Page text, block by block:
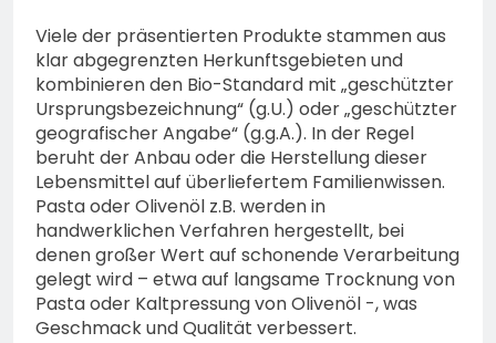
Viele der präsentierten Produkte stammen aus
klar abgegrenzten Herkunftsgebieten und
kombinieren den Bio-Standard mit „geschützter
Ursprungsbezeichnung“ (g.U.) oder „geschützter
geografischer Angabe“ (g.g.A.). In der Regel
beruht der Anbau oder die Herstellung dieser
Lebensmittel auf überliefertem Familienwissen.
Pasta oder Olivenöl z.B. werden in
handwerklichen Verfahren hergestellt, bei
denen großer Wert auf schonende Verarbeitung
gelegt wird – etwa auf langsame Trocknung von
Pasta oder Kaltpressung von Olivenöl -, was
Geschmack und Qualität verbessert.